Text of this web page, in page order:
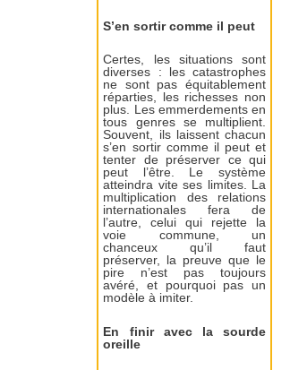
S’en sortir comme il peut
Certes, les situations sont
diverses : les catastrophes
ne sont pas équitablement
réparties, les richesses non
plus. Les emmerdements en
tous genres se multiplient.
Souvent, ils laissent chacun
s’en sortir comme il peut et
tenter de préserver ce qui
peut l’être. Le système
atteindra vite ses limites. La
multiplication des relations
internationales fera de
l’autre, celui qui rejette la
voie commune, un
chanceux qu’il faut
préserver, la preuve que le
pire n’est pas toujours
avéré, et pourquoi pas un
modèle à imiter.
En finir avec la sourde
oreille